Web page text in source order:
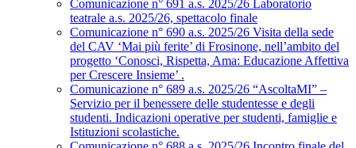
Comunicazione n° 691 a.s. 2025/26 Laboratorio
teatrale a.s. 2025/26, spettacolo finale
Comunicazione n° 690 a.s. 2025/26 Visita della sede
del CAV ‘Mai più ferite’ di Frosinone, nell’ambito del
progetto ‘Conosci, Rispetta, Ama: Educazione Affettiva
per Crescere Insieme’ .
Comunicazione n° 689 a.s. 2025/26 “AscoltaMI” –
Servizio per il benessere delle studentesse e degli
studenti. Indicazioni operative per studenti, famiglie e
Istituzioni scolastiche.